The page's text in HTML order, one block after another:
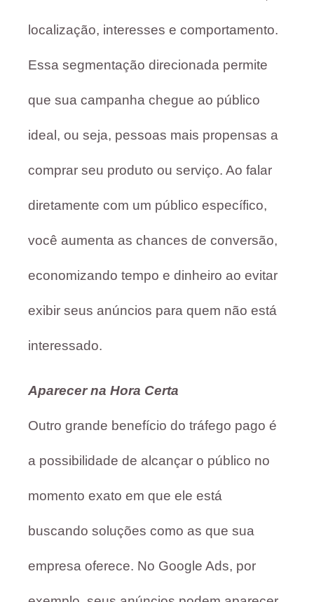
localização, interesses e comportamento.
Essa segmentação direcionada permite
que sua campanha chegue ao público
ideal, ou seja, pessoas mais propensas a
comprar seu produto ou serviço. Ao falar
diretamente com um público específico,
você aumenta as chances de conversão,
economizando tempo e dinheiro ao evitar
exibir seus anúncios para quem não está
interessado.
Aparecer na Hora Certa
Outro grande benefício do tráfego pago é
a possibilidade de alcançar o público no
momento exato em que ele está
buscando soluções como as que sua
empresa oferece. No Google Ads, por